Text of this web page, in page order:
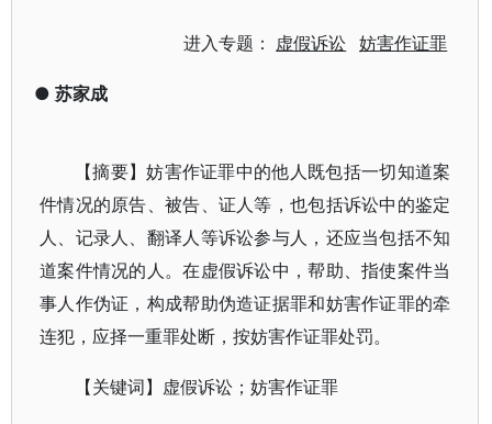
进入专题： 虚假诉讼 妨害作证罪
● 苏家成
【摘要】妨害作证罪中的他人既包括一切知道案
件情况的原告、被告、证人等，也包括诉讼中的鉴定
人、记录人、翻译人等诉讼参与人，还应当包括不知
道案件情况的人。在虚假诉讼中，帮助、指使案件当
事人作伪证，构成帮助伪造证据罪和妨害作证罪的牵
连犯，应择一重罪处断，按妨害作证罪处罚。
【关键词】虚假诉讼；妨害作证罪